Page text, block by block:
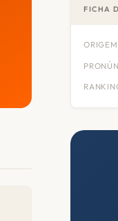
FICHA
ORIGEM